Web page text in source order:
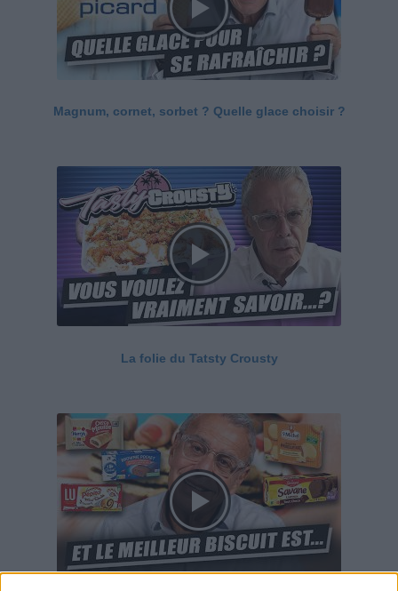
Magnum, cornet, sorbet ? Quelle glace choisir ?
La folie du Tatsty Crousty